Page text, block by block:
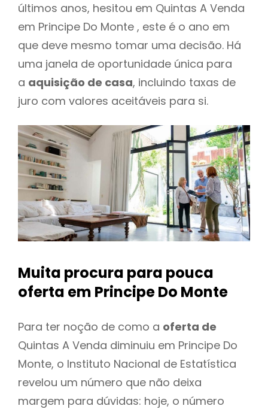
últimos anos, hesitou em Quintas A Venda
em Principe Do Monte , este é o ano em
que deve mesmo tomar uma decisão. Há
uma janela de oportunidade única para
a aquisição de casa, incluindo taxas de
juro com valores aceitáveis para si.
Muita procura para pouca
oferta em Principe Do Monte
Para ter noção de como a oferta de
Quintas A Venda diminuiu em Principe Do
Monte, o Instituto Nacional de Estatística
revelou um número que não deixa
margem para dúvidas: hoje, o número